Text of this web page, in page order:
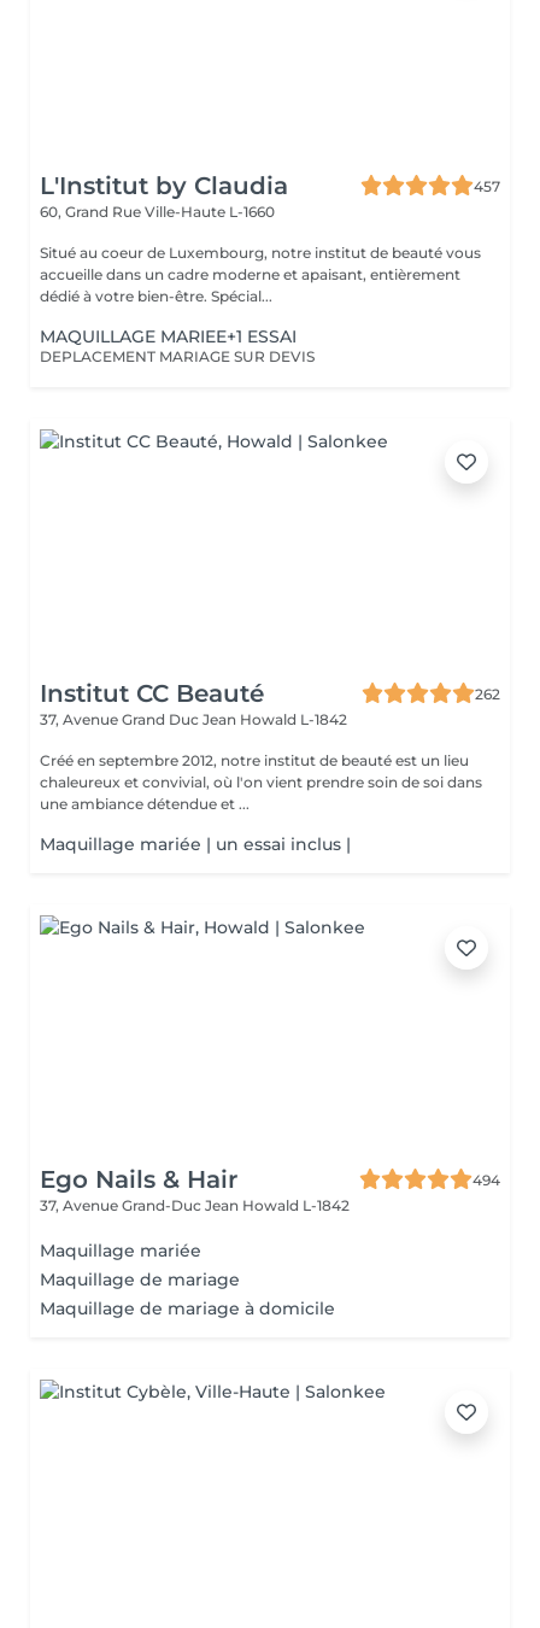
L'Institut by Claudia
457
60, Grand Rue Ville-Haute L-1660
Situé au coeur de Luxembourg, notre institut de beauté vous
accueille dans un cadre moderne et apaisant, entièrement
dédié à votre bien-être. Spécial...
MAQUILLAGE MARIEE+1 ESSAI
DEPLACEMENT MARIAGE SUR DEVIS
Institut CC Beauté
262
37, Avenue Grand Duc Jean Howald L-1842
Créé en septembre 2012, notre institut de beauté est un lieu
chaleureux et convivial, où l'on vient prendre soin de soi dans
une ambiance détendue et ...
Maquillage mariée | un essai inclus |
Ego Nails & Hair
494
37, Avenue Grand-Duc Jean Howald L-1842
Maquillage mariée
Maquillage de mariage
Maquillage de mariage à domicile